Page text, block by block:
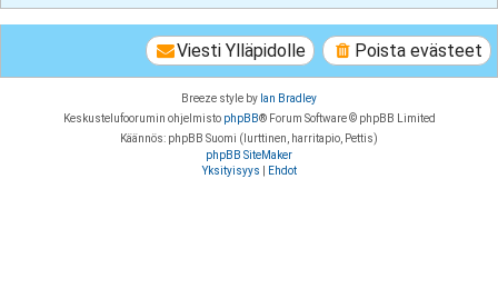
Poista evästeet
Viesti Ylläpidolle
Breeze style by Ian Bradley
Keskustelufoorumin ohjelmisto phpBB® Forum Software © phpBB Limited
Käännös: phpBB Suomi (lurttinen, harritapio, Pettis)
phpBB SiteMaker
Yksityisyys
Ehdot